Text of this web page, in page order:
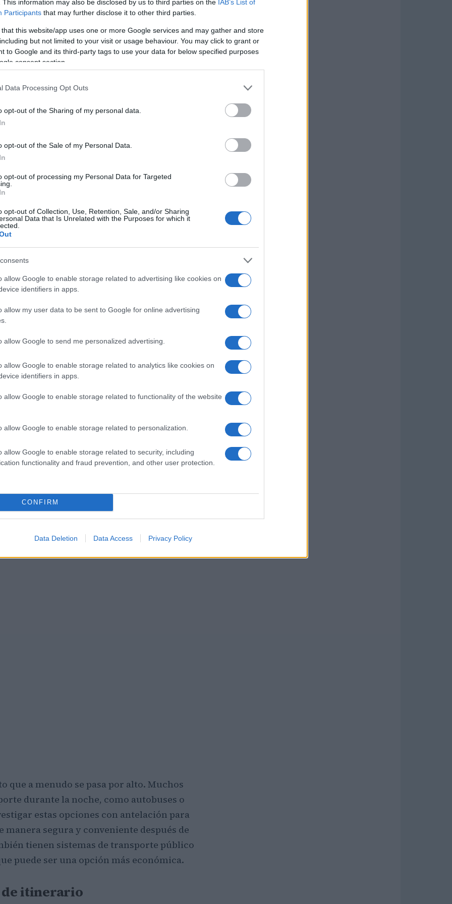
This information may also be disclosed by us to third parties on the IAB’s List of
Participants that may further disclose it to other third parties.
that this website/app uses one or more Google services and may gather and store
but not limited to your visit or usage behaviour. You may click to grant or
to Google and its third-party tags to use your data for below specified purposes
consent section.
Data Processing Opt Outs
opt-out of the Sharing of my personal data.
opt-out of the Sale of my Personal Data.
opt-out of processing my Personal Data for Targeted
opt-out of Collection, Use, Retention, Sale, and/or Sharing
Data that Is Unrelated with the Purposes for which it
allow Google to enable storage related to advertising like cookies on
identifiers in apps.
allow my user data to be sent to Google for online advertising
allow Google to send me personalized advertising.
allow Google to enable storage related to analytics like cookies on
identifiers in apps.
allow Google to enable storage related to functionality of the website
allow Google to enable storage related to personalization.
allow Google to enable storage related to security, including
functionality and fraud prevention, and other user protection.
CONFIRM
Data Deletion Data Access Privacy Policy
que tu experiencia sea inolvidable.
musicalque más te apasiona. Los
específico, como rock, electrónica,
del rock, festivales comoRock in Rioo
amantes de la música electrónica,
opciones destacadas.
crucial. Algunos festivales se celebran en
mientras que otros tienen lugar en
relajado, considera festivales en
si te gusta la vida urbana, festivales en
York podrían ser más atractivos.
la planificación. Además de los hoteles
alternativoscomocampinghostaleso incluso
de plataformas como Airbnb. Estos
que también ofrecen una experiencia más
al festival.
que a menudo se pasa por alto. Muchos
durante la noche, como autobuses o
estas opciones con antelación para
manera segura y conveniente después de
tienen sistemas de transporte público
puede ser una opción más económica.
de itinerario